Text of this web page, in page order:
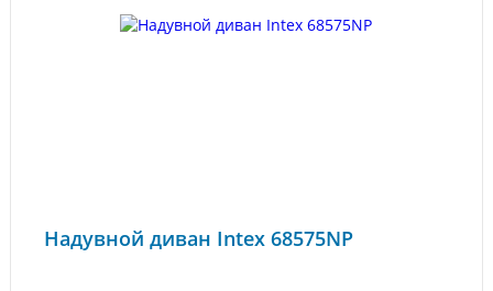
Надувной диван Intex 68575NP